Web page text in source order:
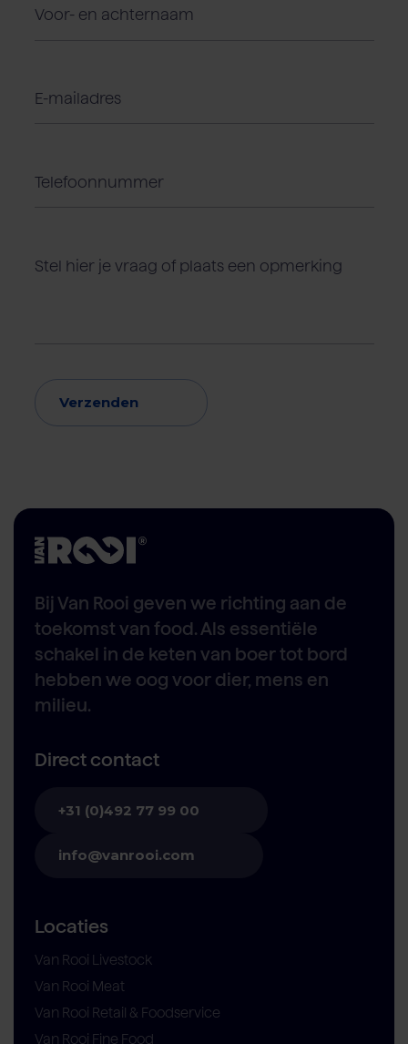
Verzenden
Bij Van Rooi geven we richting aan de
toekomst van food. Als essentiële
schakel in de keten van boer tot bord
hebben we oog voor dier, mens en
milieu.
Direct contact
+31 (0)492 77 99 00
info@vanrooi.com
Locaties
Van Rooi Livestock
Van Rooi Meat
Van Rooi Retail & Foodservice
Van Rooi Fine Food